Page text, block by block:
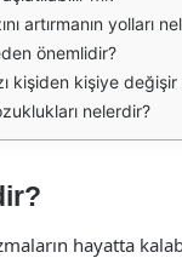
artırmanın yolları
önemlidir?
kişiden kişiye değişir
nelerdir?
hayatta